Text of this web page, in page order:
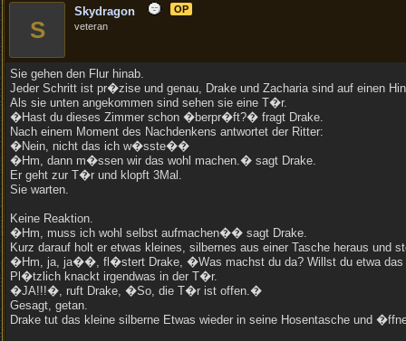
S
Skydragon
OP
veteran
Sie gehen den Flur hinab.
Jeder Schritt ist pr�zise und genau, Drake und Zacharia sind auf einen
Als sie unten angekommen sind sehen sie eine T�r.
�Hast du dieses Zimmer schon �berpr�ft?� fragt Drake.
Nach einem Moment des Nachdenkens antwortet der Ritter:
�Nein, nicht das ich w�sste��
�Hm, dann m�ssen wir das wohl machen.� sagt Drake.
Er geht zur T�r und klopft 3Mal.
Sie warten.
Keine Reaktion.
�Hm, muss ich wohl selbst aufmachen�� sagt Drake.
Kurz darauf holt er etwas kleines, silbernes aus einer Tasche heraus und
�Hm, ja, ja��, fl�stert Drake, �Was machst du da? Willst du etwa das
Pl�tzlich knackt irgendwas in der T�r.
�JA!!!�, ruft Drake, �So, die T�r ist offen.�
Gesagt, getan.
Drake tut das kleine silberne Etwas wieder in seine Hosentasche und